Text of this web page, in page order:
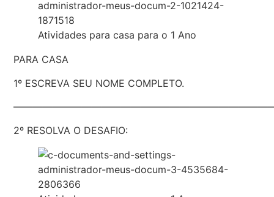
Atividades para casa para o 1 Ano
PARA CASA
1º ESCREVA SEU NOME COMPLETO.
2º RESOLVA O DESAFIO: